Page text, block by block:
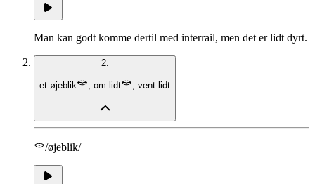
Man kan godt komme dertil med interrail, men det er lidt dyrt.
2.
et øjeblik om lidt vent lidt
/øjeblik/